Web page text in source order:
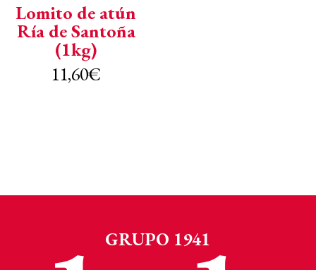
Lomito de atún
Ría de Santoña
(1kg)
11,60€
GRUPO 1941